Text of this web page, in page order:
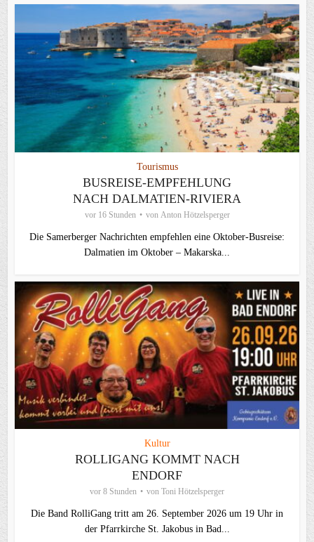
Tourismus
BUSREISE-EMPFEHLUNG
NACH DALMATIEN-RIVIERA
vor 16 Stunden von Anton Hötzelsperger
Die Samerberger Nachrichten empfehlen eine Oktober-Busreise:
Dalmatien im Oktober – Makarska...
Kultur
ROLLIGANG KOMMT NACH
ENDORF
vor 8 Stunden von Toni Hötzelsperger
Die Band RolliGang tritt am 26. September 2026 um 19 Uhr in
der Pfarrkirche St. Jakobus in Bad...